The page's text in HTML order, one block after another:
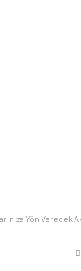
Yön Verecek